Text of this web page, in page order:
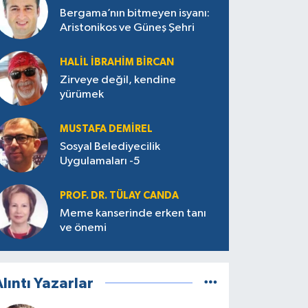
Bergama’nın bitmeyen isyanı:
Aristonikos ve Güneş Şehri
HALIL İBRAHIM BIRCAN
Zirveye değil, kendine
yürümek
MUSTAFA DEMIREL
Sosyal Belediyecilik
Uygulamaları -5
PROF. DR. TÜLAY CANDA
Meme kanserinde erken tanı
ve önemi
Yazarlar